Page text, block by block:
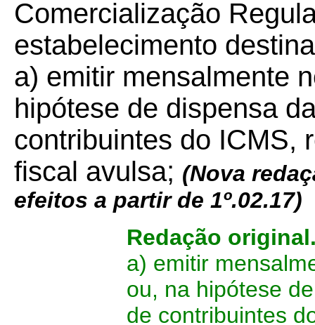
Comercialização
estabelecimento
a) emitir mensalmente
hipótese de dispensa
contribuintes do ICMS,
fiscal avulsa; (Nova
efeitos a partir de 1º.02.17)
Redação
a) emitir
ou, na hipótese
de contribuintes